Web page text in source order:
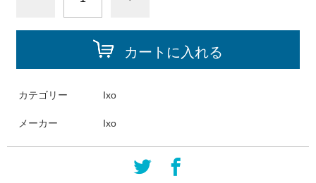
カートに入れる
カテゴリー Ixo
メーカー Ixo